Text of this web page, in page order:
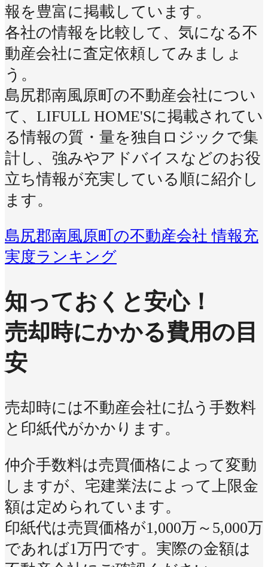
報を豊富に掲載しています。
各社の情報を比較して、気になる不
動産会社に査定依頼してみましょ
う。
島尻郡南風原町の不動産会社につい
て、LIFULL HOME'Sに掲載されてい
る情報の質・量を独自ロジックで集
計し、強みやアドバイスなどのお役
立ち情報が充実している順に紹介し
ます。
島尻郡南風原町の不動産会社 情報充
実度ランキング
知っておくと安心！
売却時にかかる費用の目
安
売却時には不動産会社に払う手数料
と印紙代がかかります。
仲介手数料は売買価格によって変動
しますが、宅建業法によって上限金
額は定められています。
印紙代は売買価格が1,000万～5,000万
であれば1万円です。実際の金額は